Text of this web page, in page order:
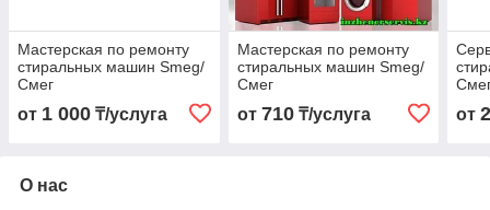
Мастерская по ремонту
стиральных машин Smeg/
Смег
от 1 000 ₸/услуга
Мастерская по ремонту
стиральных машин Smeg/
Смег
от 710₸/услуга от
О нас